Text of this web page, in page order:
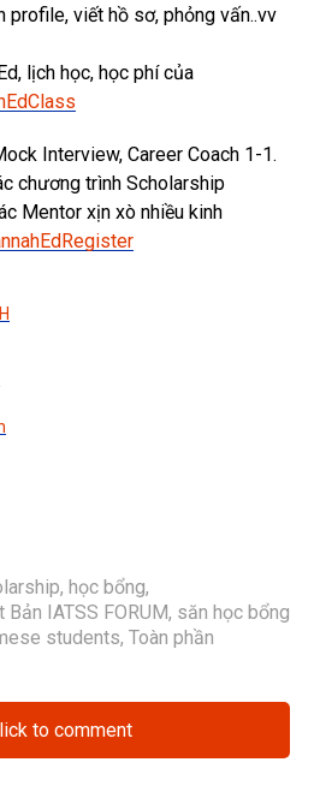
profile, viết hồ sơ, phỏng vấn..vv
lịch học, học phí của
Interview, Career Coach 1-1.
chương trình Scholarship
Mentor xịn xò nhiều kinh
, học bổng,
IATSS FORUM, săn học bổng
students, Toàn phần
to comment